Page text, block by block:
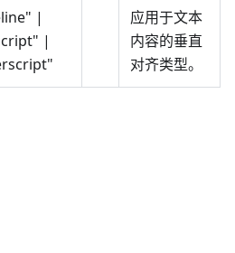
|
|
应用于文本
内容的垂直
对齐类型。